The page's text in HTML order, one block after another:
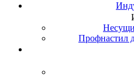
Профнастил